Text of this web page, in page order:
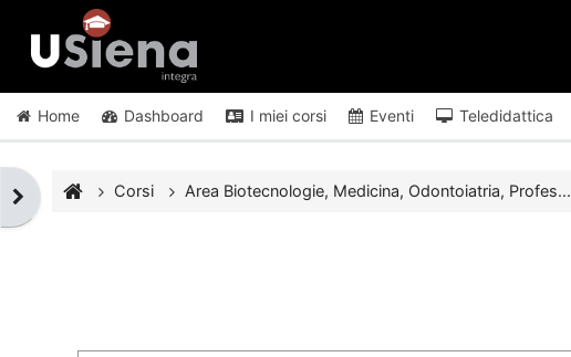
Vai al contenuto principale
Home Dashboard I miei corsi Eventi Teledidattica
Apri il cassetto del blocco
Corsi Area Biotecnologie, Medicina, Odontoiatria, Profes...